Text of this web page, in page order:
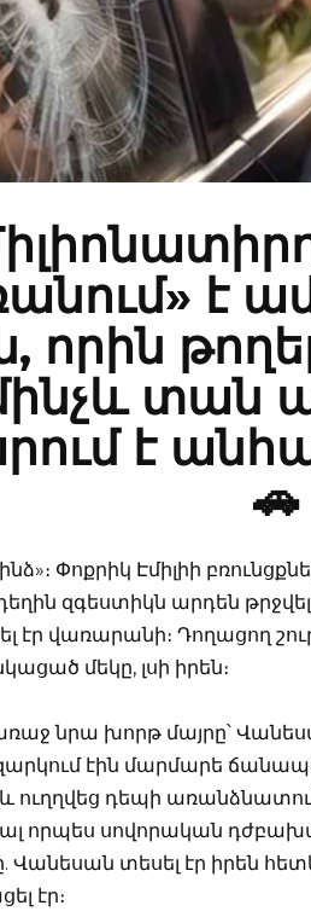
է
որին
տան
է
🚗
Փոքրիկ Էմիլիի
զգեստիկն արդեն
էր վառարանի։ Դողացող
մեկը, լսի իրեն։
նրա խորթ մայրը՝
էին մարմարե
ուղղվեց դեպի
որպես սովորական
Վանեսան տեսել էր իրեն
էր։